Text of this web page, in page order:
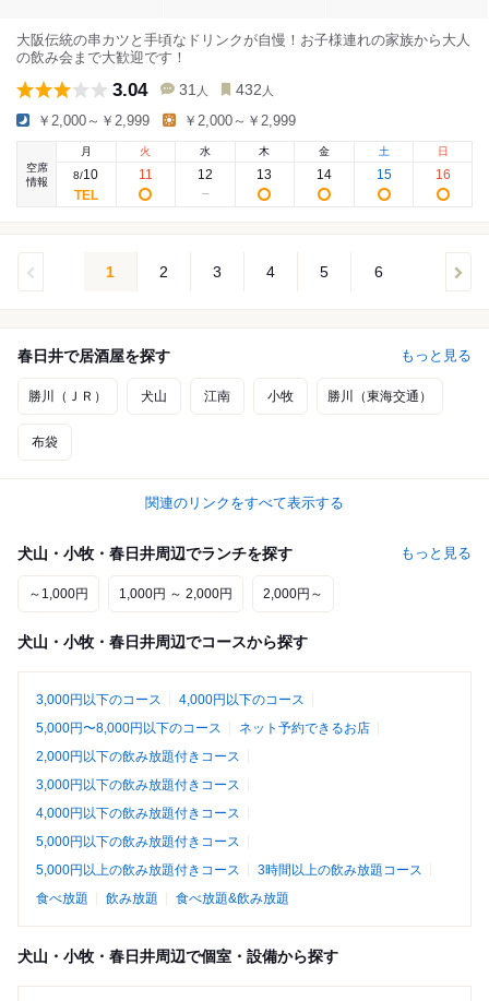
大阪伝統の串カツと手頃なドリンクが自慢！お子様連れの家族から大人
の飲み会まで大歓迎です！
3.04 31 人 432 人
￥2,000～￥2,999 ￥2,000～￥2,999
空席
情報
月
8/10
火
11
水
12
木
13
金
14
土
15
日
16
1 2 3 4 5 6
春日井で居酒屋を探す もっと見る
勝川（ＪＲ） 犬山 江南 小牧 勝川（東海交通）
布袋
関連のリンクをすべて表示する
犬山・小牧・春日井周辺でランチを探す もっと見る
～1,000円 1,000円 ～ 2,000円 2,000円～
犬山・小牧・春日井周辺でコースから探す
3,000円以下のコース
4,000円以下のコース
5,000円〜8,000円以下のコース
ネット予約できるお店
2,000円以下の飲み放題付きコース
3,000円以下の飲み放題付きコース
4,000円以下の飲み放題付きコース
5,000円以下の飲み放題付きコース
5,000円以上の飲み放題付きコース
3時間以上の飲み放題コース
食べ放題
飲み放題 食べ放題&飲み放題
犬山・小牧・春日井周辺で個室・設備から探す